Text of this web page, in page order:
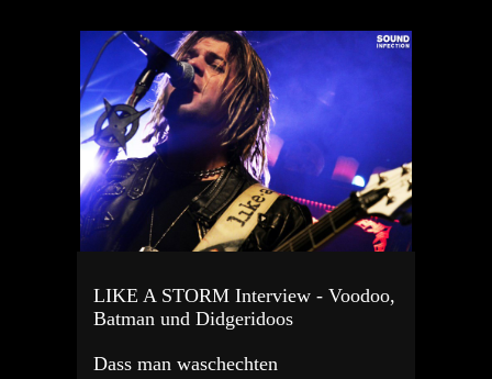
LIKE A STORM Interview - Voodoo,
Batman und Didgeridoos
Dass man waschechten